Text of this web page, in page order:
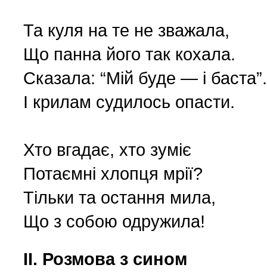
Prezentacja (5)
Realia ukraińskie (17)
Rocznice (1)
Spotkania (1)
Strona poetycka (1)
Strona religijna (18)
Sylwetki znanych ludzi
Та куля на те не зважала,
Що панна його так кохала.
Сказала: “Мій буде — і баста”.
І крилам судилось опасти.
Хто вгадає, хто зуміє
Потаємні хлопця мрії?
Тільки та остання мила,
Що з собою одружила!
ІІ. Розмова з сином